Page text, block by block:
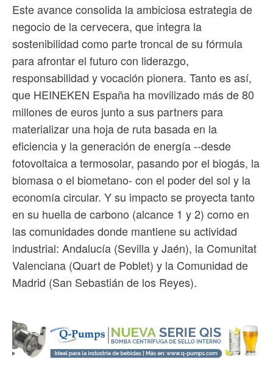
Este avance consolida la ambiciosa estrategia de
negocio de la cervecera, que integra la
sostenibilidad como parte troncal de su fórmula
para afrontar el futuro con liderazgo,
responsabilidad y vocación pionera. Tanto es así,
que HEINEKEN España ha movilizado más de 80
millones de euros junto a sus partners para
materializar una hoja de ruta basada en la
eficiencia y la generación de energía --desde
fotovoltaica a termosolar, pasando por el biogás, la
biomasa o el biometano- con el poder del sol y la
economía circular. Y su impacto se proyecta tanto
en su huella de carbono (alcance 1 y 2) como en
las comunidades donde mantiene su actividad
industrial: Andalucía (Sevilla y Jaén), la Comunitat
Valenciana (Quart de Poblet) y la Comunidad de
Madrid (San Sebastián de los Reyes).